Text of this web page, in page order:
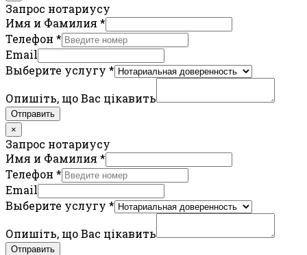
Запрос нотариусу
Имя и Фамилия *
Телефон *
Email
Выберите услугу *
Опишіть, що Вас цікавить
Отправить
×
Запрос нотариусу
Имя и Фамилия *
Телефон *
Email
Выберите услугу *
Опишіть, що Вас цікавить
Отправить